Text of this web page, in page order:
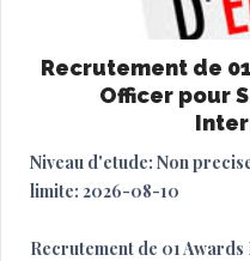
Recrutement de
Officer pour
Niveau d'etude: Non
limite: 2026-08-10
Recrutement de 01